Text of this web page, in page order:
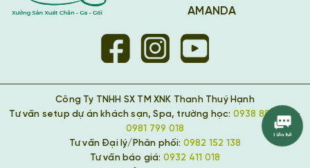
AMANDA
Công Ty TNHH SX TM XNK Thanh Thuý Hạnh
Tư vấn setup dự án khách sạn, Spa, trường học: 0938 889 418 -
0981 799 018
Tư vấn Đại lý/Phân phối: 0982 152 138
Tư vấn báo giá: 0932 411 018